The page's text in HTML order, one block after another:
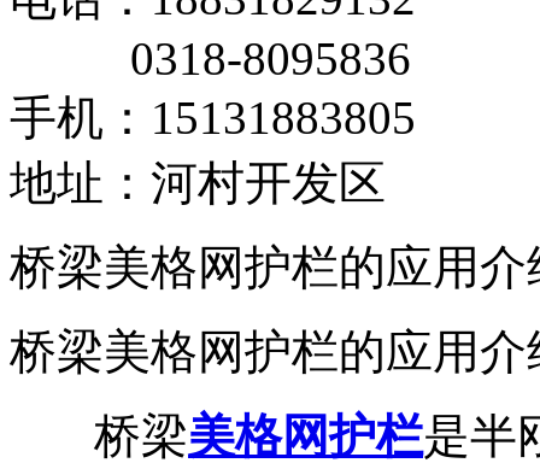
0318-8095836
手机：15131883805
地址：河村开发区
桥梁美格网护栏的应用介
桥梁美格网护栏的应用介
桥梁美格网护栏是半